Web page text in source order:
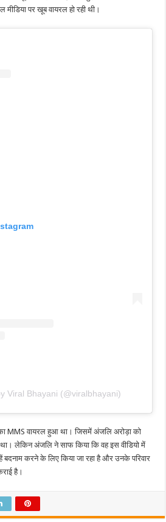
पर खूब वायरल हो रही थी।
Viral Bhayani (@viralbhayani)
MMS वायरल हुआ था। जिसमें अंजलि अरोड़ा को
था। लेकिन अंजलि ने साफ किया कि वह इस वीडियो में
करने के लिए किया जा रहा है और उनके परिवार
है।